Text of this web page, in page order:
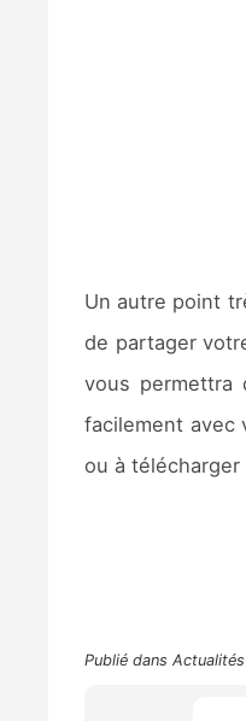
Un autre point
de partager
vous permettra
facilement avec
ou à
Publié dans